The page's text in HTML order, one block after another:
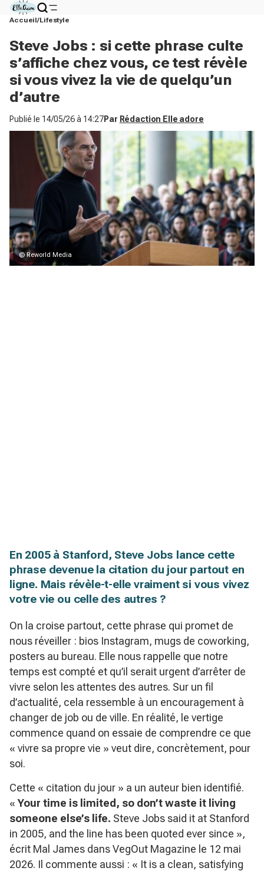
Accueil Lifestyle
Steve Jobs : si cette phrase culte
s’affiche chez vous, ce test révèle
si vous vivez la vie de quelqu’un
d’autre
Publié le 14/05/26 à 14:27Par Rédaction Elle adore
© Reworld Media
En 2005 à Stanford, Steve Jobs lance cette
phrase devenue la citation du jour partout en
ligne. Mais révèle-t-elle vraiment si vous vivez
votre vie ou celle des autres ?
On la croise partout, cette phrase qui promet de
nous réveiller : bios Instagram, mugs de coworking,
posters au bureau. Elle nous rappelle que notre
temps est compté et qu’il serait urgent d’arrêter de
vivre selon les attentes des autres. Sur un fil
d’actualité, cela ressemble à un encouragement à
changer de job ou de ville. En réalité, le vertige
commence quand on essaie de comprendre ce que
« vivre sa propre vie » veut dire, concrètement, pour
soi.
Cette « citation du jour » a un auteur bien identifié.
«Your time is limited, so don’t waste it living
someone else’s life. Steve Jobs said it at Stanford
in 2005, and the line has been quoted ever since »,
écrit Mal James dans VegOut Magazine le 12 mai
2026. Il commente aussi : « It is a clean, satisfying